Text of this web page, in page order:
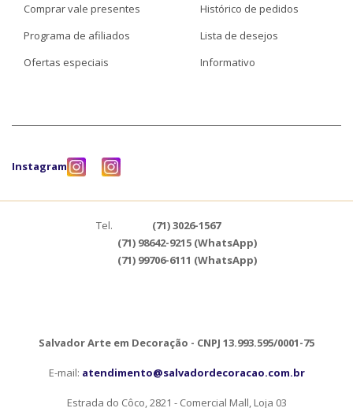
Comprar vale presentes
Programa de afiliados
Ofertas especiais
Histórico de pedidos
Lista de desejos
Informativo
Instagram
Tel.
(71) 3026-1567
(71) 98642-9215 (WhatsApp)
(71) 99706-6111 (WhatsApp)
Salvador Arte em Decoração - CNPJ 13.993.595/0001-75
E-mail: atendimento@salvadordecoracao.com.br
Estrada do Côco, 2821 - Comercial Mall, Loja 03